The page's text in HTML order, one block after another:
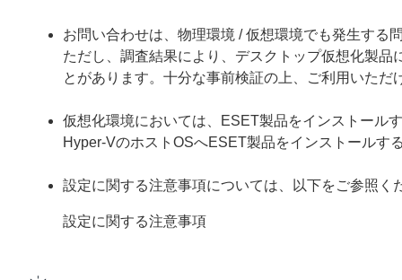
お問い合わせは、物理環境 / 仮想環境でも発生する
ただし、調査結果により、デスクトップ仮想化製
とがあります。十分な事前検証の上、ご利用いただ
仮想化環境においては、ESET製品をインストール
Hyper-VのホストOSへESET製品をインストールす
設定に関する注意事項については、以下をご参照く
設定に関する注意事項